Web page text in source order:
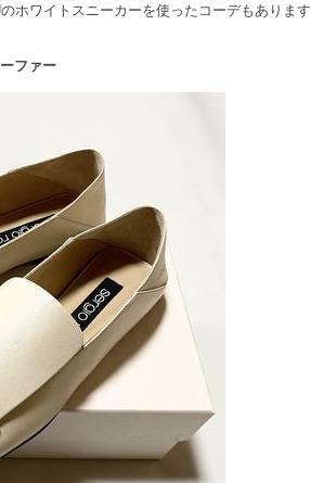
ホワイトスニーカーを使ったコーデもありま
ファー